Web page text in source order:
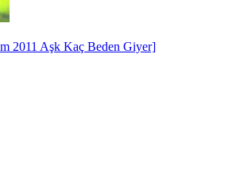
2011 Aşk Kaç Beden Giyer]